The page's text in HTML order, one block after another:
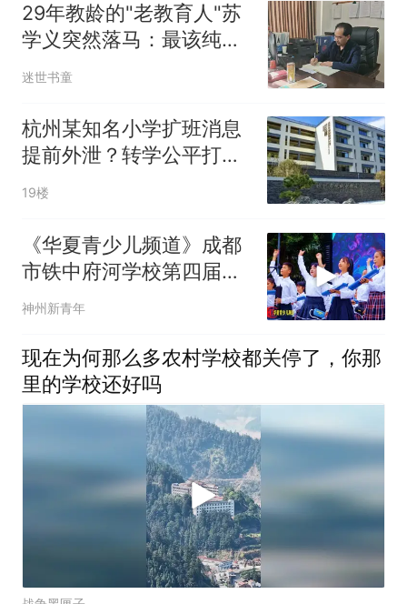
29年教龄的"老教育人"苏
学义突然落马：最该纯净
的校园，为何容不下他的
迷世书童
杭州某知名小学扩班消息
提前外泄？转学公平打问
号
19楼
《华夏青少儿频道》成都
市铁中府河学校第四届艺
术文艺汇演
神州新青年
现在为何那么多农村学校都关停了，你那
里的学校还好吗